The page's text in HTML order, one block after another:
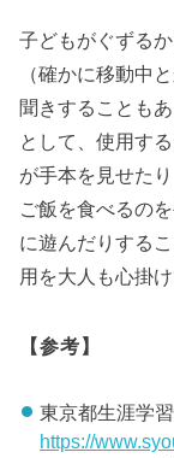
子どもがぐずる
（確かに移動中
聞きすることも
として、使用す
が手本を見せた
ご飯を食べるの
に遊んだりする
用を大人も心掛
【参考】
東京都生涯学
https://